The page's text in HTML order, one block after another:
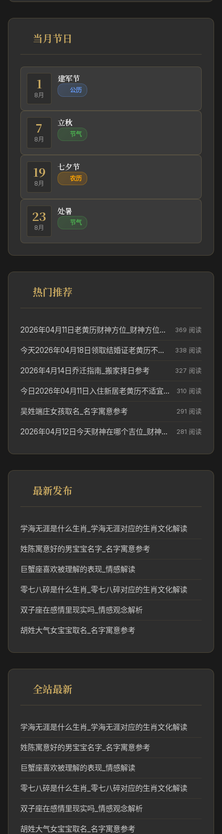
当月节日
1
8月
建军节
公历
7
8月
立秋
节气
19
8月
七夕节
农历
23
8月
处暑
节气
热门推荐
2026年04月11日老黄历财神方位_财神方位与供奉讲究 369 阅读
今天2026年04月18日领取结婚证老黄历不适合吗_领证日期参考 338 阅读
2026年4月14日乔迁指南_搬家择日参考 327 阅读
今日2026年04月11日入住新居老黄历不适宜吗_搬家择日参考 310 阅读
吴姓端庄女孩取名_名字寓意参考 291 阅读
2026年04月12日今天财神在哪个吉位_财神方位参考 281 阅读
最新发布
学海无涯是什么生肖_学海无涯对应的生肖文化解读
姓陈寓意好的男宝宝名字_名字寓意参考
巨蟹座喜欢被理解的表现_情感解读
零七八碎是什么生肖_零七八碎对应的生肖文化解读
双子座在感情里现实吗_情感观念解析
胡姓大气女宝宝取名_名字寓意参考
全站最新
学海无涯是什么生肖_学海无涯对应的生肖文化解读
姓陈寓意好的男宝宝名字_名字寓意参考
巨蟹座喜欢被理解的表现_情感解读
零七八碎是什么生肖_零七八碎对应的生肖文化解读
双子座在感情里现实吗_情感观念解析
胡姓大气女宝宝取名_名字寓意参考